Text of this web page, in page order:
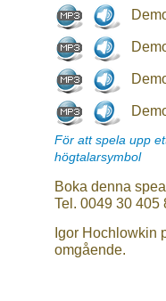
För att spela upp
högtalarsymbol
Boka denna
Tel. 0049 30 405
Igor Hochlowkin
omgående.